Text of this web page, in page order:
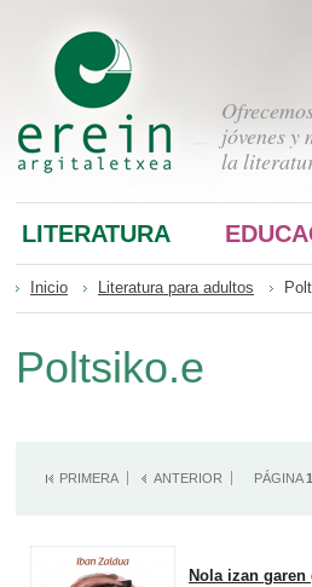
jóvenes y
la
LITERATURA
Inicio Literatura para adultos
Poltsiko.e
PRIMERA ANTERIOR PÁGINA
Nola izan garen